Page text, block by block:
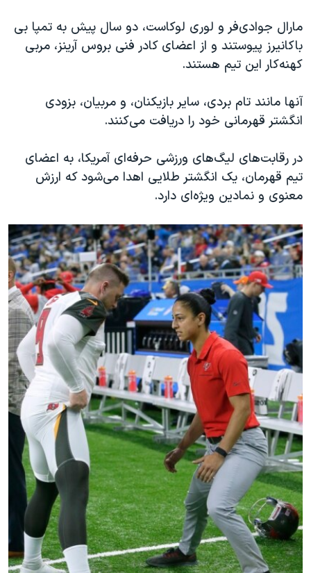
مارال جوادی‌فر و لوری لوکاست، دو سال پیش به تمپا بی
باکانیرز پیوستند و از اعضای کادر فنی بروس آرینز، مربی
کهنه‌کار این تیم‌ هستند.
آنها مانند تام بردی، سایر بازیکنان، و مربیان، بزودی
انگشتر قهرمانی خود را دریافت می‌کنند.
در رقابت‌های لیگ‌های ورزشی حرفه‌ای آمریکا، به اعضای
تیم قهرمان، یک انگشتر طلایی اهدا می‌شود که ارزش
معنوی و نمادین ویژه‌ای دارد.